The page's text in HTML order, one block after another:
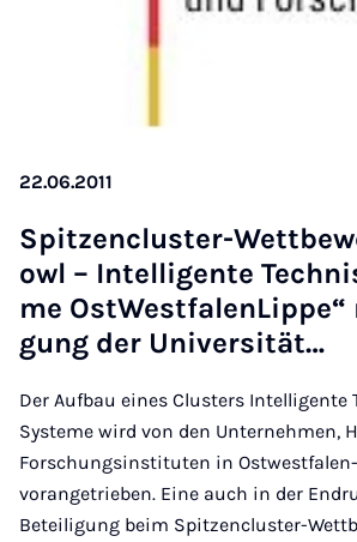
22.06.2011
Spit­zen­clus­ter-
owl – In­tel­li­gen­te
me
gung der Uni­ver­si­tät…
Der Aufbau eines Clusters Intelligente
Systeme wird von den Unternehmen,
Forschungsinstituten in
vorangetrieben. Eine auch in der
Beteiligung beim Spitzencluster-